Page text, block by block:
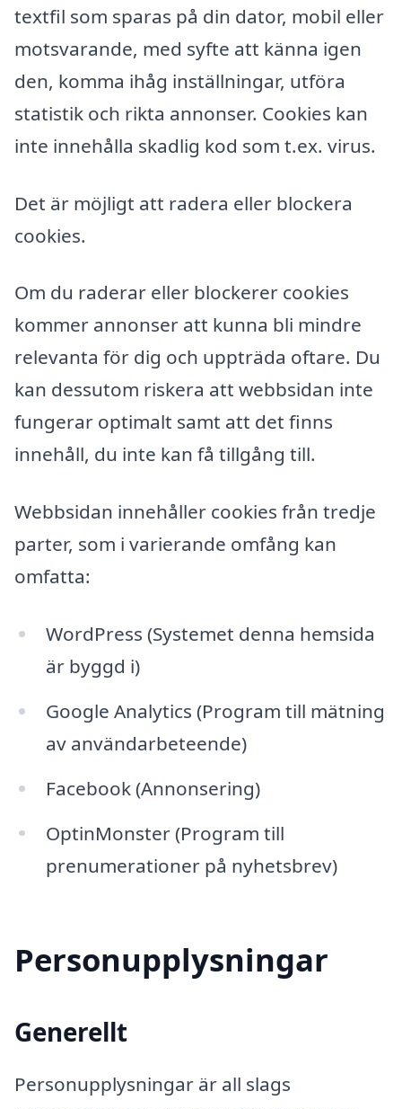
textfil som sparas på din dator, mobil eller
motsvarande, med syfte att känna igen
den, komma ihåg inställningar, utföra
statistik och rikta annonser. Cookies kan
inte innehålla skadlig kod som t.ex. virus.
Det är möjligt att radera eller blockera
cookies.
Om du raderar eller blockerer cookies
kommer annonser att kunna bli mindre
relevanta för dig och uppträda oftare. Du
kan dessutom riskera att webbsidan inte
fungerar optimalt samt att det finns
innehåll, du inte kan få tillgång till.
Webbsidan innehåller cookies från tredje
parter, som i varierande omfång kan
omfatta:
WordPress (Systemet denna hemsida
är byggd i)
Google Analytics (Program till mätning
av användarbeteende)
Facebook (Annonsering)
OptinMonster (Program till
prenumerationer på nyhetsbrev)
Personupplysningar
Generellt
Personupplysningar är all slags